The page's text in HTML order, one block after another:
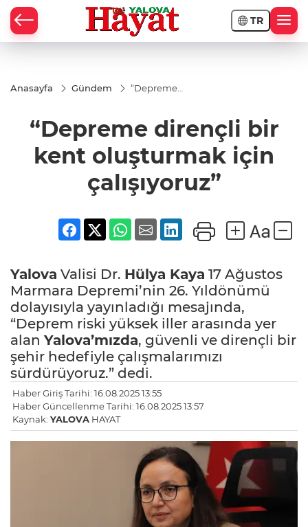
TR
Anasayfa Gündem
“Depreme
oluşturmak
için
“Depreme dirençli bir
kent oluşturmak için
çalışıyoruz”
Yalova Valisi Dr. Hülya Kaya 17 Ağustos
Marmara Depremi’nin 26. Yıldönümü
dolayısıyla yayınladığı mesajında,
“Deprem riski yüksek iller arasında yer
alan Yalova’mızda, güvenli ve dirençli bir
şehir hedefiyle çalışmalarımızı
sürdürüyoruz.” dedi.
Haber Giriş Tarihi: 16.08.2025 13:55
Haber Güncellenme Tarihi: 16.08.2025 13:57
Kaynak: YALOVA HAYAT